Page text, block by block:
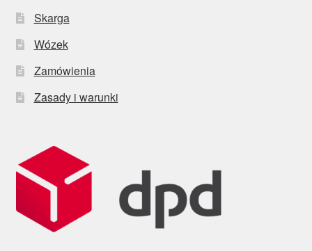
Skarga
Wózek
Zamówienia
Zasady i warunki